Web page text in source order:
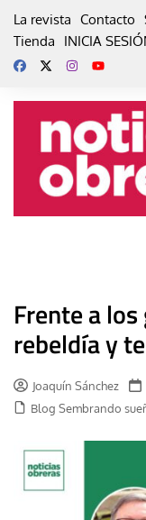
La revista Contacto
Tienda
INICIA
Frente a
rebeldía y
Joaquín Sánchez
Blog Sembrando